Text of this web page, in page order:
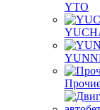
YTO